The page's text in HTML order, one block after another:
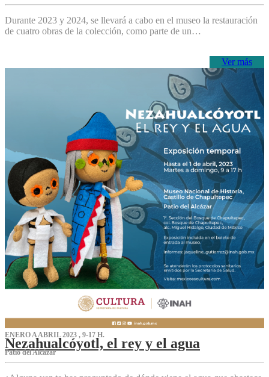
Durante 2023 y 2024, se llevará a cabo en el museo la restauración
de cuatro obras de la colección, como parte de un…
Ver más
ENERO A ABRIL 2023 , 9-17 H.
Nezahualcóyotl, el rey y el agua
Patio del Alcázar